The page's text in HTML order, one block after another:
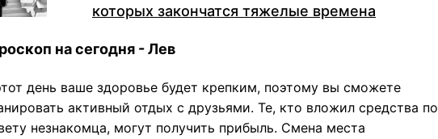
которых закончатся тяжелые времена
на сегодня - Лев
день ваше здоровье будет крепким, поэтому вы сможете
активный отдых с друзьями. Те, кто вложил средства по
незнакомца, могут получить прибыль. Смена места